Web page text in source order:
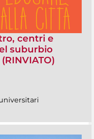
centri e
suburbio